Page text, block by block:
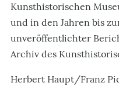
Kunsthistorischen
und in den Jahren bis
unveröffentlichter
Archiv des
Herbert Haupt/Franz